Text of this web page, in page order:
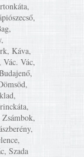
Káva,
Vác,
Szada